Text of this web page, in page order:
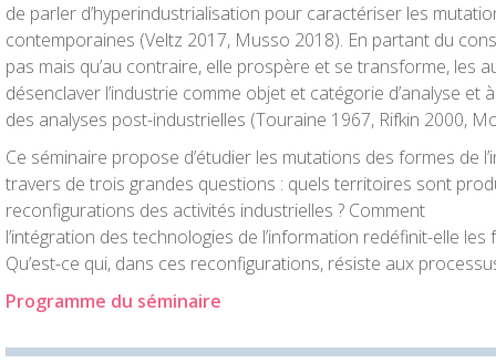
de parler d’hyperindustrialisation pour caractériser les
contemporaines (Veltz 2017, Musso 2018). En partant du
pas mais qu’au contraire, elle prospère et se transforme, les
désenclaver l’industrie comme objet et catégorie d’analyse et
des analyses post-industrielles (Touraine 1967, Rifkin 2000,
Ce séminaire propose d’étudier les mutations des formes de
travers de trois grandes questions : quels territoires sont
reconfigurations des activités industrielles ? Comment
l’intégration des technologies de l’information redéfinit-elle
Qu’est-ce qui, dans ces reconfigurations, résiste aux
Programme du séminaire